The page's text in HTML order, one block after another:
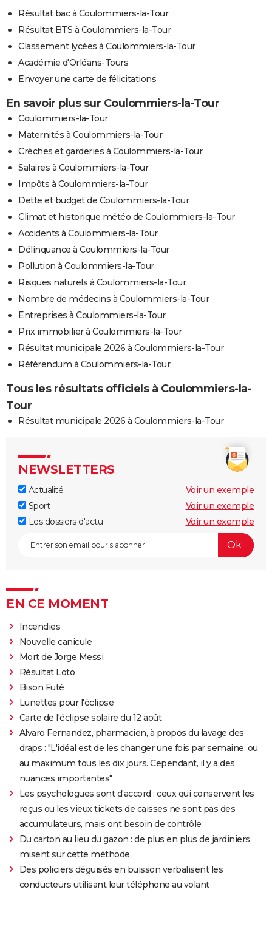
Résultat bac à Coulommiers-la-Tour
Résultat BTS à Coulommiers-la-Tour
Classement lycées à Coulommiers-la-Tour
Académie d'Orléans-Tours
Envoyer une carte de félicitations
En savoir plus sur Coulommiers-la-Tour
Coulommiers-la-Tour
Maternités à Coulommiers-la-Tour
Crèches et garderies à Coulommiers-la-Tour
Salaires à Coulommiers-la-Tour
Impôts à Coulommiers-la-Tour
Dette et budget de Coulommiers-la-Tour
Climat et historique météo de Coulommiers-la-Tour
Accidents à Coulommiers-la-Tour
Délinquance à Coulommiers-la-Tour
Pollution à Coulommiers-la-Tour
Risques naturels à Coulommiers-la-Tour
Nombre de médecins à Coulommiers-la-Tour
Entreprises à Coulommiers-la-Tour
Prix immobilier à Coulommiers-la-Tour
Résultat municipale 2026 à Coulommiers-la-Tour
Référendum à Coulommiers-la-Tour
Tous les résultats officiels à Coulommiers-la-
Tour
Résultat municipale 2026 à Coulommiers-la-Tour
NEWSLETTERS
Actualité
Voir un exemple
Sport
Voir un exemple
Les dossiers d'actu
Voir un exemple
EN CE MOMENT
Incendies
Nouvelle canicule
Mort de Jorge Messi
Résultat Loto
Bison Futé
Lunettes pour l'éclipse
Carte de l'éclipse solaire du 12 août
Alvaro Fernandez, pharmacien, à propos du lavage des
draps : "L'idéal est de les changer une fois par semaine, ou
au maximum tous les dix jours. Cependant, il y a des
nuances importantes"
Les psychologues sont d'accord : ceux qui conservent les
reçus ou les vieux tickets de caisses ne sont pas des
accumulateurs, mais ont besoin de contrôle
Du carton au lieu du gazon : de plus en plus de jardiniers
misent sur cette méthode
Des policiers déguisés en buisson verbalisent les
conducteurs utilisant leur téléphone au volant